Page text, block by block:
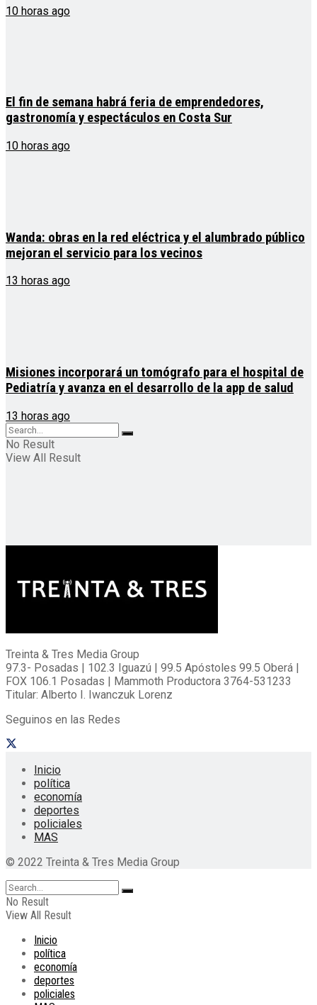
10 horas ago
El fin de semana habrá feria de emprendedores,
gastronomía y espectáculos en Costa Sur
10 horas ago
Wanda: obras en la red eléctrica y el alumbrado público
mejoran el servicio para los vecinos
13 horas ago
Misiones incorporará un tomógrafo para el hospital de
Pediatría y avanza en el desarrollo de la app de salud
13 horas ago
No Result
View All Result
Treinta & Tres Media Group
97.3- Posadas | 102.3 Iguazú | 99.5 Apóstoles 99.5 Oberá |
FOX 106.1 Posadas | Mammoth Productora 3764-531233
Titular: Alberto I. Iwanczuk Lorenz
Seguinos en las Redes
Inicio
política
economía
deportes
policiales
MAS
© 2022 Treinta & Tres Media Group
No Result
View All Result
Inicio
política
economía
deportes
policiales